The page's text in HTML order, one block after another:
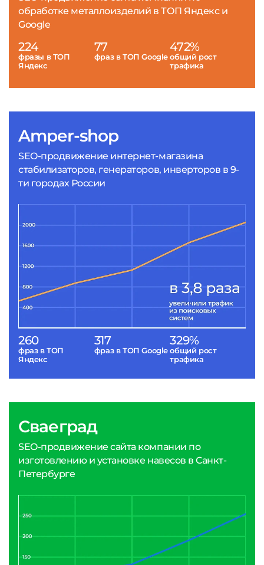
Amper-shop
SEO-продвижение интернет-магазина
стабилизаторов, генераторов, инверторов в 9-
ти городах России
260
фраз в ТОП
Яндекс
317
фраз в ТОП Google
329%
общий рост
трафика
обработке металлоизделий в ТОП Яндекс и
Google
224
фразы в ТОП
Яндекс
77
фраз в ТОП Google
472%
общий рост
трафика
Сваеград
SEO-продвижение сайта компании по
изготовлению и установке навесов в Санкт-
Петербурге